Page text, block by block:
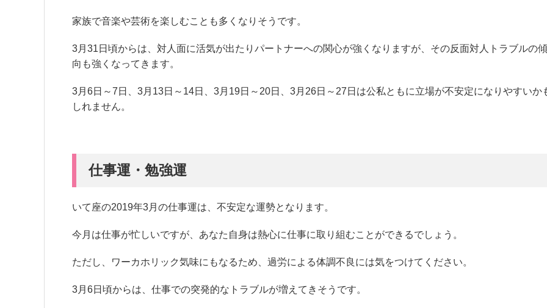
家族で音楽や芸術を楽しむことも多くなりそうです。
3月31日頃からは、対人面に活気が出たりパートナーへの関心が強くなりますが、その反面対人トラブルの傾
向も強くなってきます。
3月6日～7日、3月13日～14日、3月19日～20日、3月26日～27日は公私ともに立場が不安定になりやすいか
しれません。
仕事運・勉強運
いて座の2019年3月の仕事運は、不安定な運勢となります。
今月は仕事が忙しいですが、あなた自身は熱心に仕事に取り組むことができるでしょう。
ただし、ワーカホリック気味にもなるため、過労による体調不良には気をつけてください。
3月6日頃からは、仕事での突発的なトラブルが増えてきそうです。